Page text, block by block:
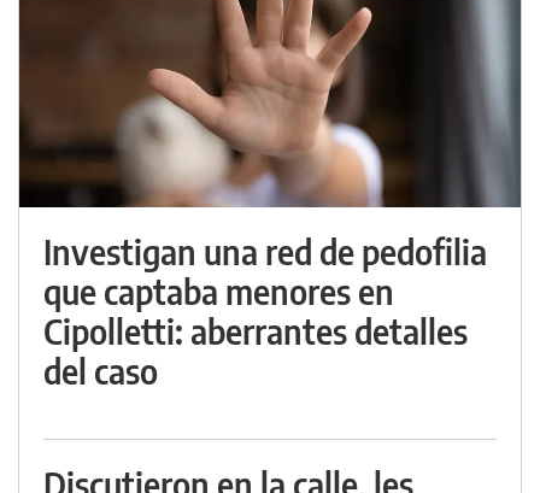
Investigan una red de pedofilia
que captaba menores en
Cipolletti: aberrantes detalles
del caso
Discutieron en la calle, les